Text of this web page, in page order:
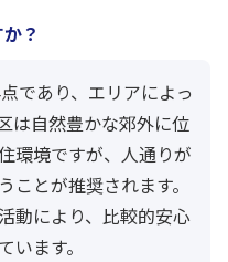
？
であり、エリアによっ
は自然豊かな郊外に位
環境ですが、人通りが
とが推奨されます。
動により、比較的安心
います。